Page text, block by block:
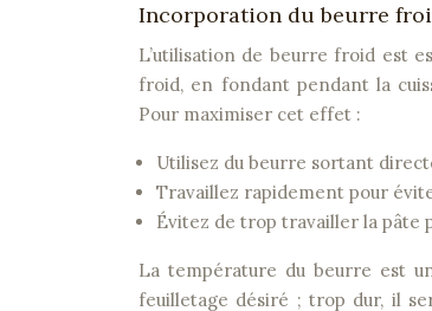
Incorporation du beurre
L’utilisation de beurre froid est
froid, en fondant pendant la
Pour maximiser cet effet :
Utilisez du beurre sortant
Travaillez rapidement pour
Évitez de trop travailler la pâte
La température du beurre est
feuilletage désiré ; trop dur, il